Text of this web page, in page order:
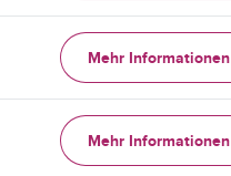
Mehr Informationen
Mehr Informationen